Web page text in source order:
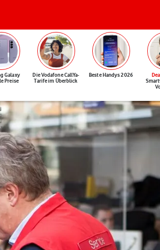
Galaxy
Preise
Die Vodafone CallYa-
Tarife im Überblick
Beste Handys 2026